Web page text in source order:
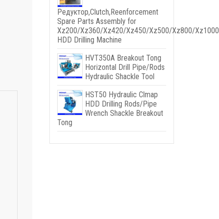
Редуктор,Clutch,Reenforcement
Spare Parts Assembly for
Xz200/Xz360/Xz420/Xz450/Xz500/Xz800/
HDD Drilling Machine
HVT350A Breakout Tong
Horizontal Drill Pipe/Rods
Hydraulic Shackle Tool
HST50 Hydraulic Clmap
HDD Drilling Rods/Pipe
Wrench Shackle Breakout
Tong